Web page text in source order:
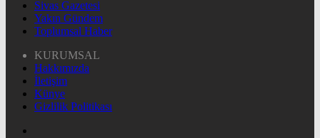
Sivas Gazetesi
Yakın Gündem
Toplumsal Haber
KURUMSAL
Hakkımızda
İletişim
Künye
Gizlilik Politikası